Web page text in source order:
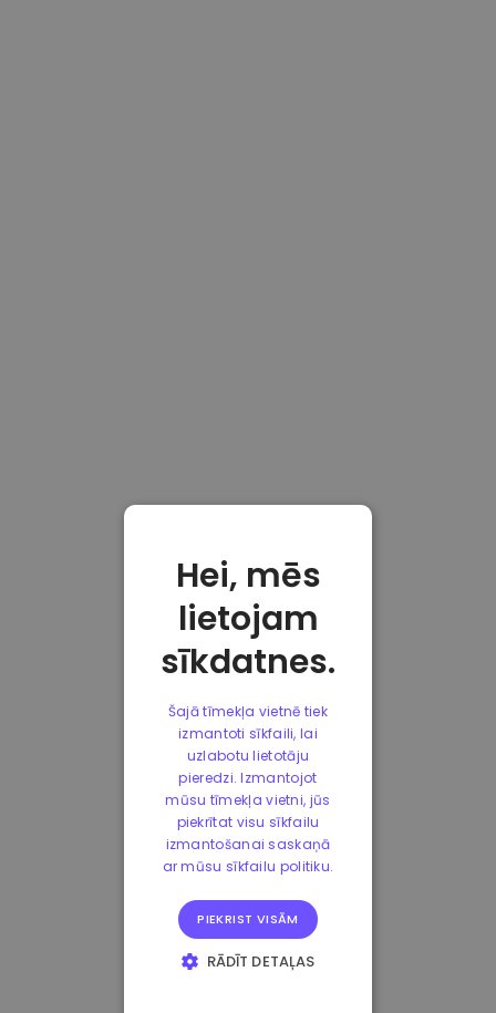
Hei, mēs
lietojam
sīkdatnes.
Šajā tīmekļa vietnē tiek
izmantoti sīkfaili, lai
uzlabotu lietotāju
pieredzi. Izmantojot
mūsu tīmekļa vietni, jūs
piekrītat visu sīkfailu
izmantošanai saskaņā
ar mūsu sīkfailu politiku.
PIEKRIST VISĀM
RĀDĪT DETAĻAS